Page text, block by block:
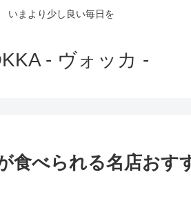
いまより少し良い毎日を
- ヴォッカ -
食べられる名店おす